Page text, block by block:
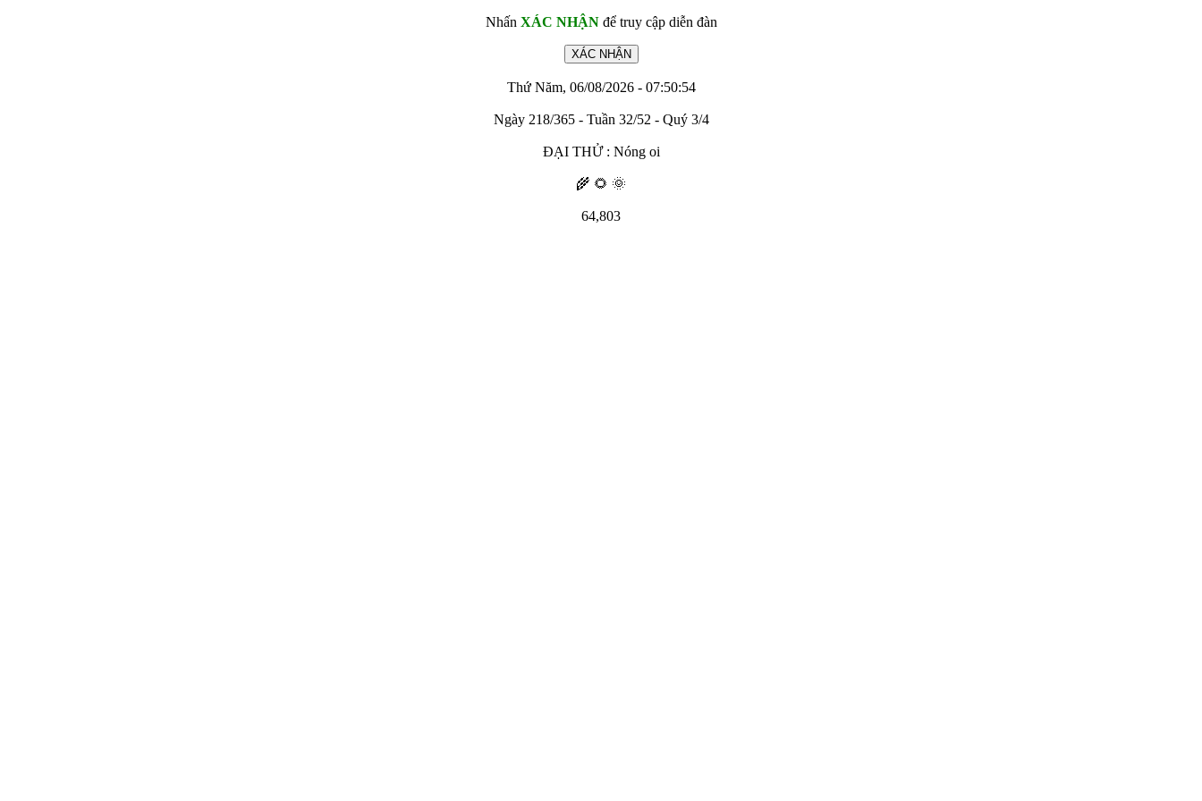
Nhấn XÁC NHẬNđể truy cập diễn đàn
Thứ Năm, 06/08/2026 - 07:50:54
Ngày 218/365 - Tuần 32/52 - Quý 3/4
ĐẠI THỬ : Nóng oi
🌾 🌻 🌞
64,803